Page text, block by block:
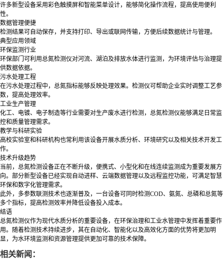
许多新型设备采用彩色触摸屏和智能菜单设计，能够简化操作流程，提高使用便利
性。
数据管理便捷
检测结果可自动保存，并支持打印、导出或联网传输，方便后续数据统计与管理。
典型应用领域
环保监测行业
环保部门可利用总氮检测仪对河流、湖泊及排放水体进行监测，为环境评估与治理提
供数据依据。
污水处理工程
在污水处理过程中，总氮指标能够反映处理效果。检测仪可帮助企业实时调整工艺参
数，提高处理效率。
工业生产管理
化工、电镀、电子制造等行业需要对生产废水进行检测，总氮检测仪能够满足日常监
控和质量管理需求。
教学与科研实验
高校实验室和科研机构也常利用该设备开展水质分析、环境研究以及相关技术开发工
作。
技术升级趋势
当前，总氮检测设备正在不断升级，便携式、小型化和在线连续监测成为重要发展方
向。部分新型设备已经实现自动进样、云端数据管理以及远程监控功能，可满足智慧
环保和数字化管理需求。
此外，多参数联测技术也逐渐普及，一台设备可同时检测COD、氨氮、总磷和总氮等
多个指标，提高检测效率并降低设备投入成本。
结语
总氮检测仪作为现代水质分析的重要设备，在环保治理和工业水管理中发挥着重要作
用。随着检测技术持续进步，其在自动化、智能化以及高效化方面的优势将更加明
显，为水环境监测和资源管理提供更加可靠的技术保障。
相关新闻：